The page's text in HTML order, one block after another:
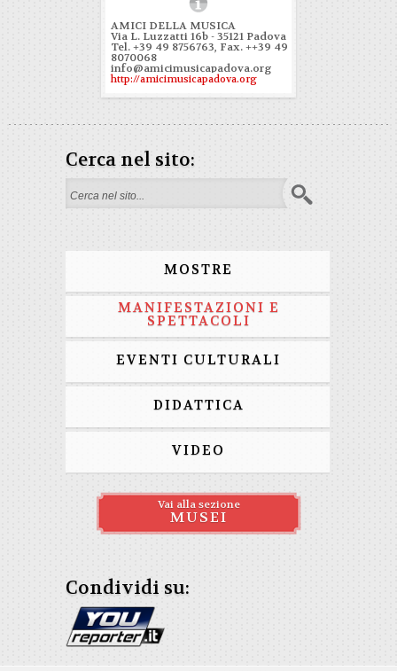
AMICI DELLA MUSICA
Via L. Luzzatti 16b - 35121 Padova
Tel. +39 49 8756763, Fax. ++39 49
8070068
info@amicimusicapadova.org
http://amicimusicapadova.org
Cerca nel sito:
Search form
MOSTRE
MANIFESTAZIONI E
SPETTACOLI
EVENTI CULTURALI
DIDATTICA
VIDEO
Vai alla sezione
MUSEI
Condividi su: